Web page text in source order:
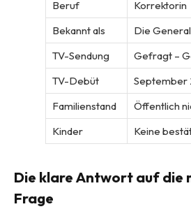
Beruf
Korrektorin
Bekannt als
Die
TV-Sendung
Gefragt –
TV-Debüt
September
Familienstand
Öffentlich
Kinder
Keine
Die klare Antwort auf die
Frage